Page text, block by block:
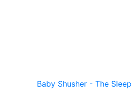
Baby Shusher - The